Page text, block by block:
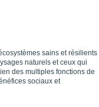
sains et résilients
naturels et ceux qui
des multiples fonctions de
sociaux et